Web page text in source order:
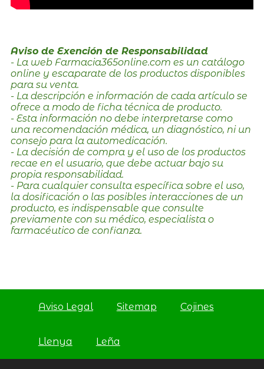
Aviso de Exención de Responsabilidad
- La web Farmacia365online.com es un catálogo
online y escaparate de los productos disponibles
para su venta.
- La descripción e información de cada artículo se
ofrece a modo de ficha técnica de producto.
- Esta información no debe interpretarse como
una recomendación médica, un diagnóstico, ni un
consejo para la automedicación.
- La decisión de compra y el uso de los productos
recae en el usuario, que debe actuar bajo su
propia responsabilidad.
- Para cualquier consulta específica sobre el uso,
la dosificación o las posibles interacciones de un
producto, es indispensable que consulte
previamente con su médico, especialista o
farmacéutico de confianza.
Aviso Legal Sitemap Cojines
Llenya Leña